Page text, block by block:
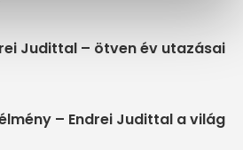
Judittal – ötven év utazásai
– Endrei Judittal a világ